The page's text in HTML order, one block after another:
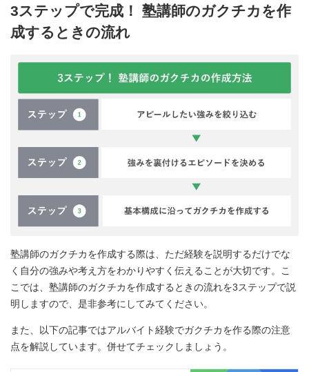
3ステップで完成！ 塾講師のガクチカを作
成するときの流れ
塾講師のガクチカを作成する際は、ただ経験を説明するだけでな
く自分の強みや考え方をわかりやすく伝えることが大切です。こ
こでは、塾講師のガクチカを作成するときの流れを3ステップで説
明しますので、是非参考にしてみてください。
また、以下の記事ではアルバイト経験でガクチカを作る際の注意
点を解説しています。併せてチェックしましょう。